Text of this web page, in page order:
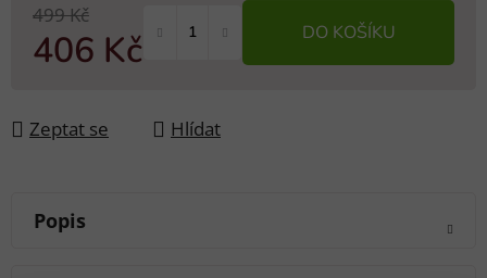
499 Kč
406 Kč DO KOŠÍKU
Zeptat se Hlídat
Popis